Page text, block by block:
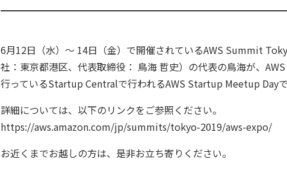
6月12日（水）～ 14日（金）で開催されているAWS Summit
社：東京都港区、代表取締役： 鳥海 哲史）の代表の鳥海が、
行っているStartup Centralで行われるAWS Startup Meetup Day
詳細については、以下のリンクをご参照ください。
https://aws.amazon.com/jp/summits/tokyo-2019/aws-expo/
お近くまでお越しの方は、是非お立ち寄りください。